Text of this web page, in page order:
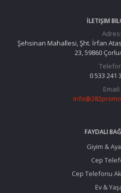
İLETIŞIM
Adres:
Şehsinan Mahallesi, Şht. İrfan
23, 59860
0 533 241
Email:
FAYDALI
Giyim &
Cep
Cep Telefonu
Ev &